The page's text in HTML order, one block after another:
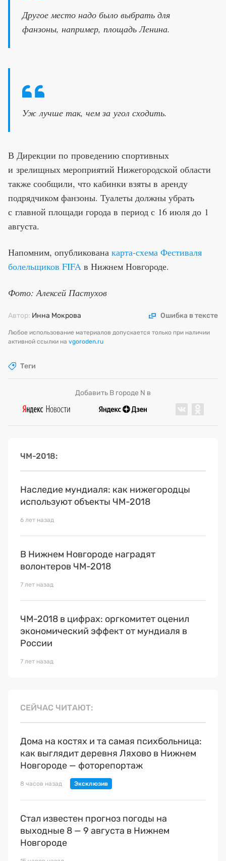
Другое место надо было выбрать для
фанзоны, например, площадь Ленина.
Уж лучше так, чем за угол сходить.
В Дирекции по проведению спортивных
и зрелищных мероприятий Нижегородской области
также сообщили, что кабинки взяты в аренду
подрядчиком фанзоны. Туалеты должны убрать
с главной площади города в период с 16 июля до 1
августа.
Напомним, опубликована карта-схема Фестиваля
болельщиков FIFA в Нижнем Новгороде.
Фото: Алексей Пастухов
Автор: Инна Мокрова Ошибка в тексте
Любое использование материалов допускается только при наличии
активной ссылки на vgoroden.ru
Теги
Добавить В городе N в
ЧМ-2018
Наследие мундиаля: как нижегородцы
используют объекты ЧМ-2018
6 лет назад
В Нижнем Новгороде наградят
волонтеров ЧМ-2018
7 лет назад
ЧМ-2018 в цифрах: оргкомитет оценил
экономический эффект от мундиаля в
России
7 лет назад
СЕЙЧАС ЧИТАЮТ
Дома на костях и та самая психбольница:
как выглядит деревня Ляхово в Нижнем
Новгороде — фоторепортаж
8 часов назад
Стал известен прогноз погоды на
выходные 8 — 9 августа в Нижнем
Новгороде